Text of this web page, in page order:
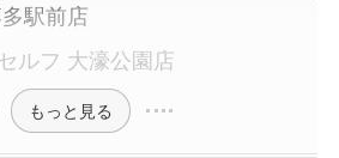
駅前店
ルフ 大濠公園店
もっと見る